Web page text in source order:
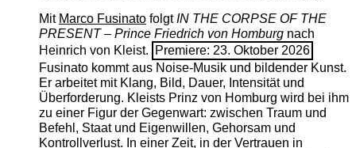
Mit Marco FusinatofolgtIN THE CORPSE OF THE
PRESENT – Prince Friedrich von Homburgnach
Heinrich von Kleist.
Premiere: 23. Oktober 2026
Fusinato kommt aus Noise-Musik und bildender Kunst.
Er arbeitet mit Klang, Bild, Dauer, Intensität und
Überforderung. Kleists Prinz von Homburg wird bei ihm
zu einer Figur der Gegenwart: zwischen Traum und
Befehl, Staat und Eigenwillen, Gehorsam und
Kontrollverlust. In einer Zeit, in der Vertrauen in